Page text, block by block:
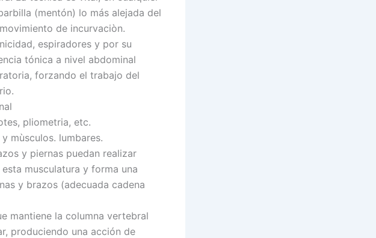
(mentón) lo más alejada del
de incurvaciòn.
espiradores y por su
tónica a nivel abdominal
forzando el trabajo del
pliometria, etc.
mùsculos. lumbares.
y piernas puedan realizar
musculatura y forma una
y brazos (adecuada cadena
mantiene la columna vertebral
produciendo una acción de